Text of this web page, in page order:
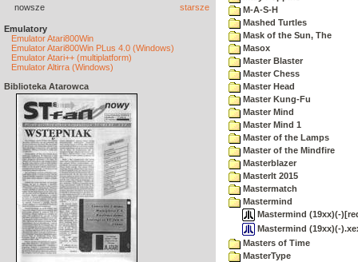
nowsze starsze
Emulatory
Emulator Atari800Win
Emulator Atari800Win PLus 4.0 (Windows)
Emulator Atari++ (multiplatform)
Emulator Altirra (Windows)
Biblioteka Atarowca
M-A-S-H
Mashed Turtles
Mask of the Sun, The
Masox
Master Blaster
Master Chess
Master Head
Master Kung-Fu
Master Mind
Master Mind 1
Master of the Lamps
Master of the Mindfire
Masterblazer
MasterIt 2015
Mastermatch
Mastermind
Mastermind (19xx)(-
Mastermind (19xx)(-
Masters of Time
MasterType